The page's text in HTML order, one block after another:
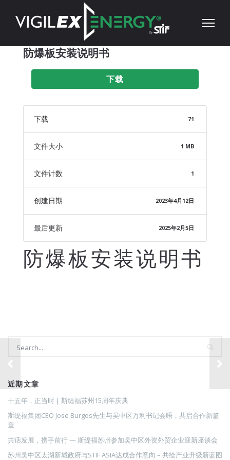
防爆板安装说明书
下载
下载 71
文件大小 1 MB
文件计数 1
创建日期 2023年4月12日
最后更新 2025年2月5日
防爆板安装说明书
近期文章
十五年，正当时 | 斯缇福苏州15周年庆典
斯缇福集团CEO Jose Burgos先生与吴中区万利书记会晤，共启合作新篇
章
共话发展，携手前行 — 斯缇福苏州参加吴中区外资外贸企业迎新座谈会
苏州吴中区太湖新城政府与STIF ASIA达成合作意向 – 共绘产业升级新蓝图